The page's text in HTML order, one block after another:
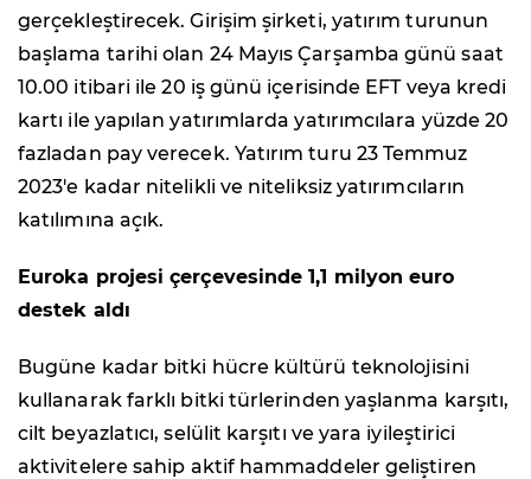
gerçekleştirecek. Girişim şirketi, yatırım turunun
başlama tarihi olan 24 Mayıs Çarşamba günü saat
10.00 itibari ile 20 iş günü içerisinde EFT veya kredi
kartı ile yapılan yatırımlarda yatırımcılara yüzde 20
fazladan pay verecek. Yatırım turu 23 Temmuz
2023'e kadar nitelikli ve niteliksiz yatırımcıların
katılımına açık.
Euroka projesi çerçevesinde 1,1 milyon euro
destek aldı
Bugüne kadar bitki hücre kültürü teknolojisini
kullanarak farklı bitki türlerinden yaşlanma karşıtı,
cilt beyazlatıcı, selülit karşıtı ve yara iyileştirici
aktivitelere sahip aktif hammaddeler geliştiren